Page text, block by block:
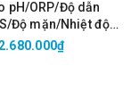
pH/ORP/Độ dẫn
Độ mặn/Nhiệt độ
EZDO 8200
2.680.000₫